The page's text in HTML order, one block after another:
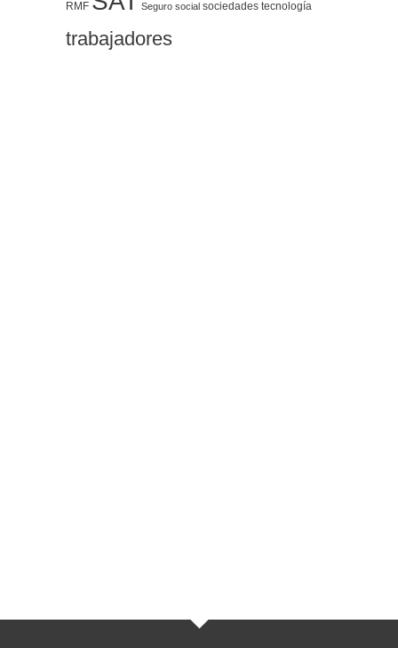
RMF Seguro social sociedades tecnología
trabajadores